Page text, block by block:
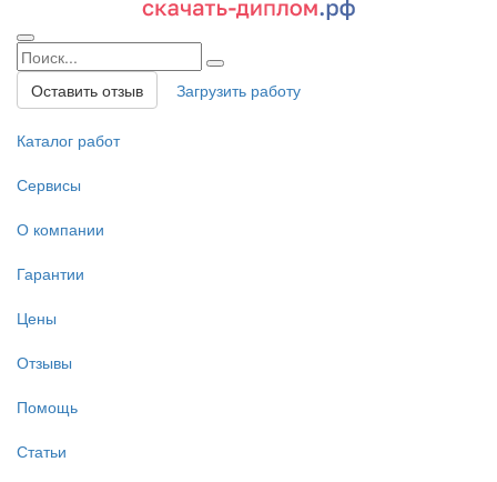
Оставить отзыв Загрузить работу
Каталог работ
Сервисы
О компании
Гарантии
Цены
Отзывы
Помощь
Статьи